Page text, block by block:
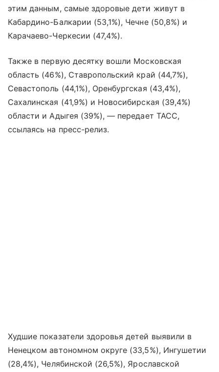
этим данным, самые здоровые дети живут в
Кабардино-Балкарии (53,1%), Чечне (50,8%) и
Карачаево-Черкесии (47,4%).
Также в первую десятку вошли Московская
область (46%), Ставропольский край (44,7%),
Севастополь (44,1%), Оренбургская (43,4%),
Сахалинская (41,9%) и Новосибирская (39,4%)
области и Адыгея (39%), — передает ТАСС,
ссылаясь на пресс-релиз.
Худшие показатели здоровья детей выявили в
Ненецком автономном округе (33,5%), Ингушетии
(28,4%), Челябинской (26,5%), Ярославской